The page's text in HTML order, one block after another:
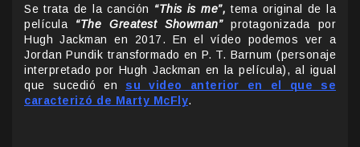
Se trata de la canción “This is me”,tema original de la
película “The Greatest Showman” protagonizada por
Hugh Jackman en 2017. En el vídeo podemos ver a
Jordan Pundik transformado en P. T. Barnum (personaje
interpretado por Hugh Jackman en la película), al igual
que sucedió en su video anterior en el que se
caracterizó de Marty McFly.